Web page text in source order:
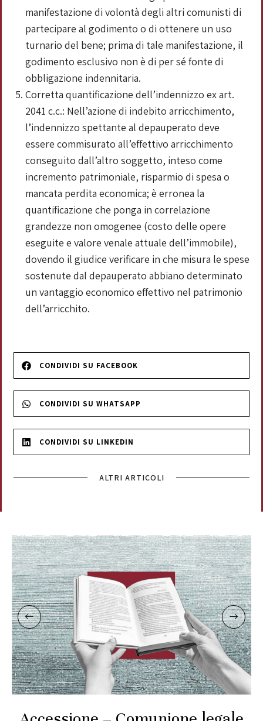
manifestazione di volontà degli altri comunisti di
partecipare al godimento o di ottenere un uso
turnario del bene; prima di tale manifestazione, il
godimento esclusivo non è di per sé fonte di
obbligazione indennitaria.
Corretta quantificazione dell’indennizzo ex art.
2041 c.c.: Nell’azione di indebito arricchimento,
l’indennizzo spettante al depauperato deve
essere commisurato all’effettivo arricchimento
conseguito dall’altro soggetto, inteso come
incremento patrimoniale, risparmio di spesa o
mancata perdita economica; è erronea la
quantificazione che ponga in correlazione
grandezze non omogenee (costo delle opere
eseguite e valore venale attuale dell’immobile),
dovendo il giudice verificare in che misura le spese
sostenute dal depauperato abbiano determinato
un vantaggio economico effettivo nel patrimonio
dell’arricchito.
CONDIVIDI SU FACEBOOK
CONDIVIDI SU WHATSAPP
CONDIVIDI SU LINKEDIN
ALTRI ARTICOLI